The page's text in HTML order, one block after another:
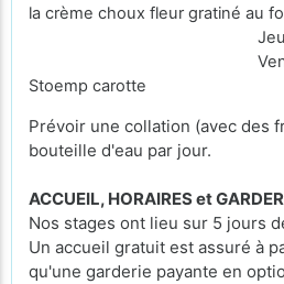
la crème choux fleur gratiné au
Jeudi ; Pizza
Vendredi :
Stoemp carotte
Prévoir une collation (avec des
bouteille d'eau par jour.
ACCUEIL, HORAIRES et
Nos stages ont lieu sur 5 jours
Un accueil gratuit est assuré à
qu'une garderie payante en